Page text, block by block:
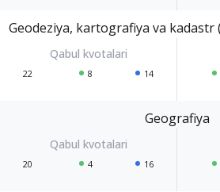
Geodeziya, kartografiya va kadastr
22 8 14
Geografiya
20 4 16